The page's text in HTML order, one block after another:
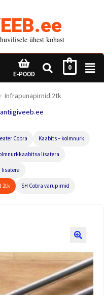
ühest kohast
E-POOD
0
Infrapunapirnid 2tk
Cobra Kaabits – kolmnurk
lisatera
lisatera
2tk SH Cobra varupirnid